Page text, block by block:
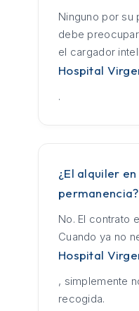
Ninguno por su
debe
el cargador
Hospital
.
¿El alquiler
permanencia?
No. El contrato
Cuando ya no
Hospital
, simplemente
recogida.